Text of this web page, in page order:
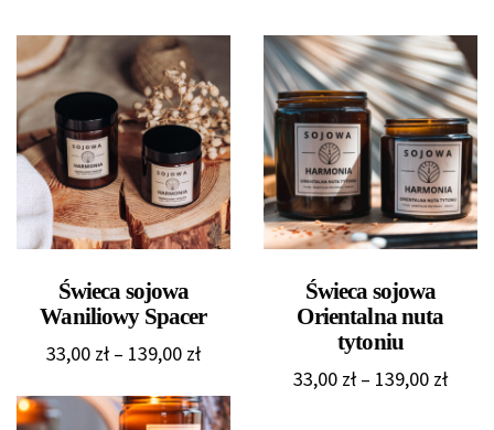
Świeca sojowa
Waniliowy Spacer
33,00 zł – 139,00 złZakres
od
Świeca sojowa
Orientalna nuta
tytoniu
33,00 zł – 139,00 zł